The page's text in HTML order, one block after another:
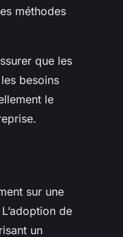
méthodes
que les
besoins
le
sur une
de
un